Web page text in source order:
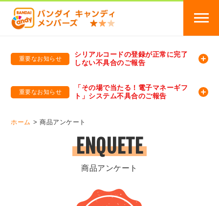
重要なお知らせ
シリアルコードの登録が正常に完了
しない不具合のご報告
重要なお知らせ
「その場で当たる！電子マネーギフ
ト」システム不具合のご報告
ホーム 商品アンケート
ENQUETE
商品アンケート